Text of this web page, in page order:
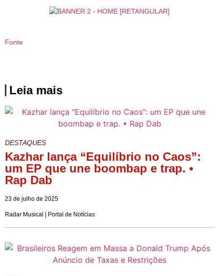
Fonte
Leia mais
DESTAQUES
Kazhar lança “Equilíbrio no Caos”:
um EP que une boombap e trap. •
Rap Dab
23 de julho de 2025
Radar Musical | Portal de Notícias